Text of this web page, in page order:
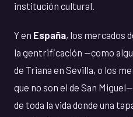
institución cultural.
Y en España, los mercados
la gentrificación —como
de Triana en Sevilla, o los
que no son el de San
de toda la vida donde una